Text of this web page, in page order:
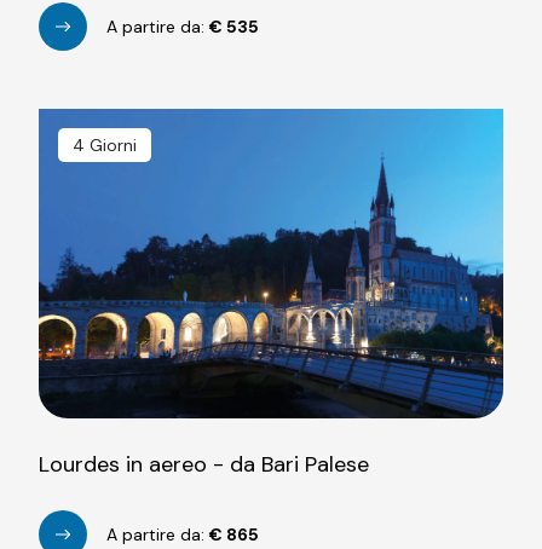
A partire da: € 535
4 Giorni
Lourdes in aereo - da Bari Palese
A partire da: € 865